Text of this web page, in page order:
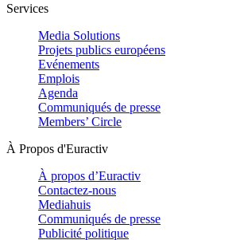
Services
Media Solutions
Projets publics européens
Evénements
Emplois
Agenda
Communiqués de presse
Members’ Circle
À Propos d'Euractiv
À propos d’Euractiv
Contactez-nous
Mediahuis
Communiqués de presse
Publicité politique